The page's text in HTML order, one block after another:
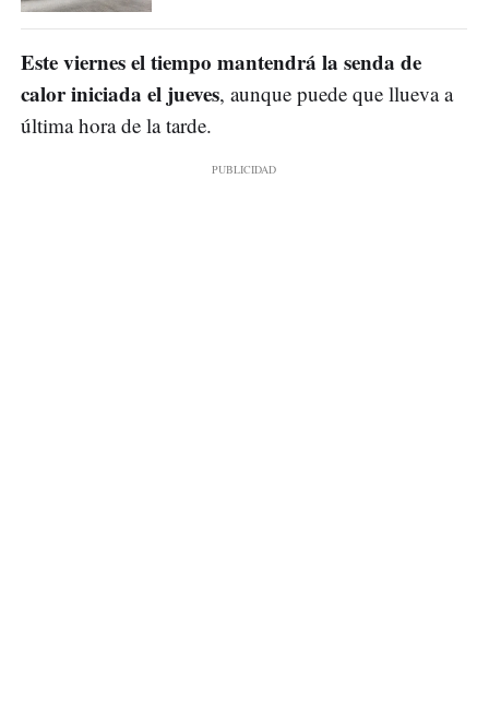
Este viernes el tiempo mantendrá la senda de
calor iniciada el jueves, aunque puede que llueva a
última hora de la tarde.